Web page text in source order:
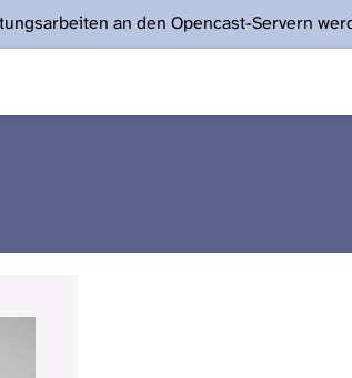
an den Opencast-Servern